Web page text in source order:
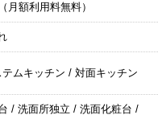
月額利用料無料）
ムキッチン / 対面キッチン
/ 洗面所独立 / 洗面化粧台 /